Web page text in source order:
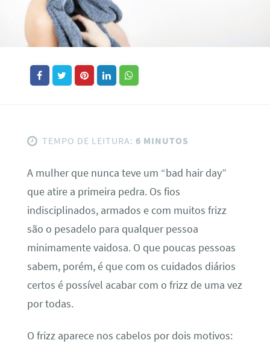
TEMPO DE LEITURA: 6 MINUTOS
A mulher que nunca teve um “bad hair day”
que atire a primeira pedra. Os fios
indisciplinados, armados e com muitos frizz
são o pesadelo para qualquer pessoa
minimamente vaidosa. O que poucas pessoas
sabem, porém, é que com os cuidados diários
certos é possível acabar com o frizz de uma vez
por todas.
O frizz aparece nos cabelos por dois motivos: